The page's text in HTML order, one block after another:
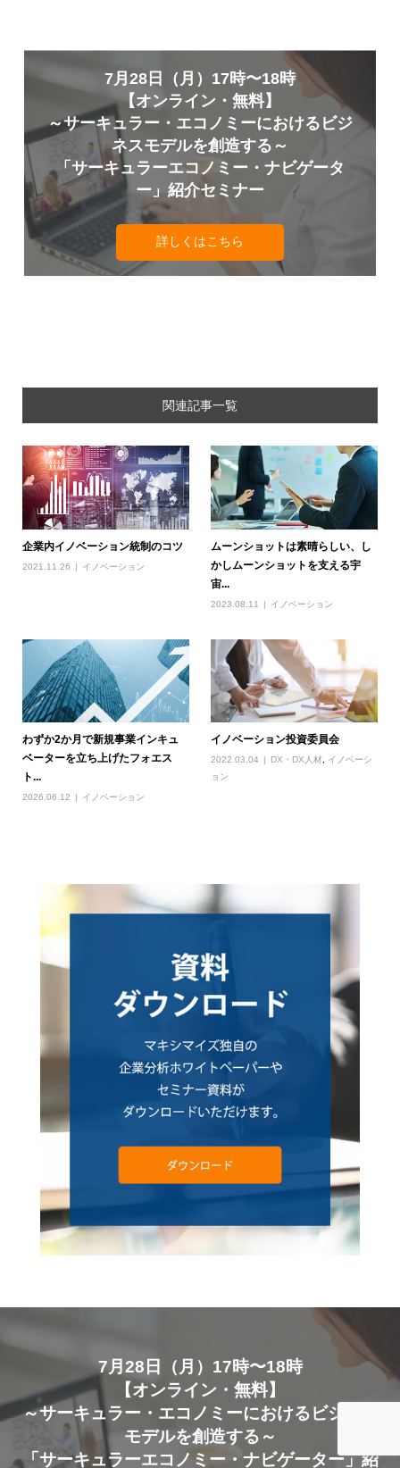
7月28日（月）17時〜18時
【オンライン・無料】
～サーキュラー・エコノミーにおけるビジ
ネスモデルを創造する～
「サーキュラーエコノミー・ナビゲータ
ー」紹介セミナー
詳しくはこちら
関連記事一覧
企業内イノベーション統制のコツ
2021.11.26 イノベーション
ムーンショットは素晴らしい、し
かしムーンショットを支える宇
宙...
2023.08.11 イノベーション
わずか2か月で新規事業インキュ
ベーターを立ち上げたフォエス
ト...
2026.06.12 イノベーション
イノベーション投資委員会
2022.03.04 DX・DX人材
イノベーシ
ョン
7月28日（月）17時〜18時
【オンライン・無料】
～サーキュラー・エコノミーにおけるビジネス
モデルを創造する～
「サーキュラーエコノミー・ナビゲーター」紹